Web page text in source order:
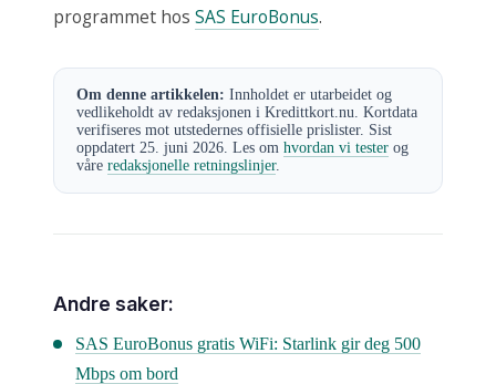
programmet hos SAS EuroBonus.
Om denne artikkelen: Innholdet er utarbeidet og
vedlikeholdt av redaksjonen i Kredittkort.nu. Kortdata
verifiseres mot utstedernes offisielle prislister. Sist
oppdatert 25. juni 2026. Les om hvordan vi tester og
våre redaksjonelle retningslinjer.
Andre saker:
SAS EuroBonus gratis WiFi: Starlink gir deg 500
Mbps om bord